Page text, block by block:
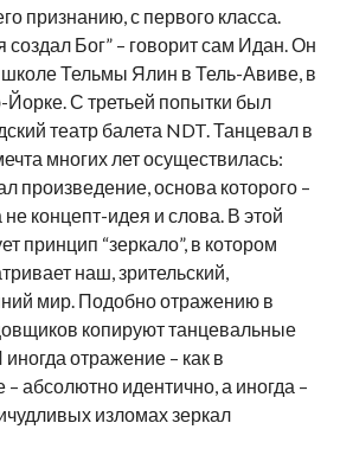
признанию, с первого класса.
Бог” – говорит сам Идан. Он
школе Тельмы Ялин в Тель-Авиве, в
С третьей попытки был
театр балета NDT. Танцевал в
многих лет осуществилась:
произведение, основа которого –
не концепт-идея и слова. В этой
принцип “зеркало”, в котором
наш, зрительский,
мир. Подобно отражению в
копируют танцевальные
отражение – как в
абсолютно идентично, а иногда –
изломах зеркал